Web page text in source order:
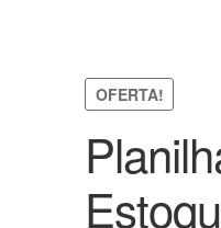
OFERTA!